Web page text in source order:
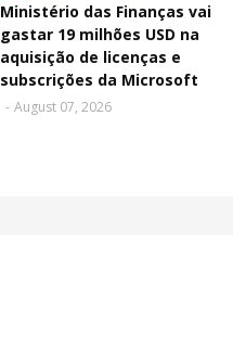
Ministério das Finanças vai
gastar 19 milhões USD na
aquisição de licenças e
subscrições da Microsoft
- August 07, 2026